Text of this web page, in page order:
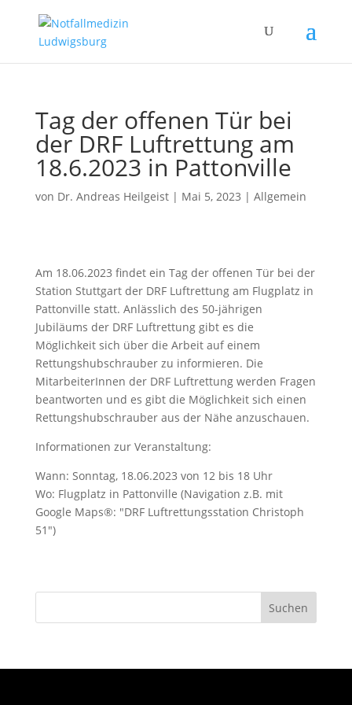
Tag der offenen Tür bei
der DRF Luftrettung am
18.6.2023 in Pattonville
von Dr. Andreas Heilgeist| Mai 5, 2023 | Allgemein
Am 18.06.2023 findet ein Tag der offenen Tür bei der
Station Stuttgart der DRF Luftrettung am Flugplatz in
Pattonville statt. Anlässlich des 50-jährigen
Jubiläums der DRF Luftrettung gibt es die
Möglichkeit sich über die Arbeit auf einem
Rettungshubschrauber zu informieren. Die
MitarbeiterInnen der DRF Luftrettung werden Fragen
beantworten und es gibt die Möglichkeit sich einen
Rettungshubschrauber aus der Nähe anzuschauen.
Informationen zur Veranstaltung:
Wann: Sonntag, 18.06.2023 von 12 bis 18 Uhr
Wo: Flugplatz in Pattonville (Navigation z.B. mit
Google Maps®: "DRF Luftrettungsstation Christoph
51")
Suchen